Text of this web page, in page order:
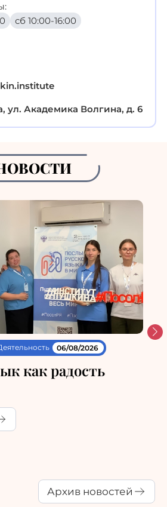
сб 10:00-16:00
ул. Академика Волгина, д. 6
06/08/2026
как радость
Архив новостей